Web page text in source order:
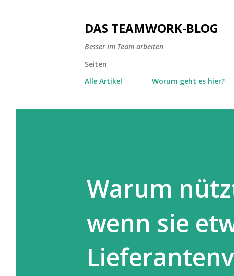
DAS TEAMWORK-BLOG
Besser im Team arbeiten
Seiten
Alle Artikel
Worum geht es hier?
Warum
wenn sie